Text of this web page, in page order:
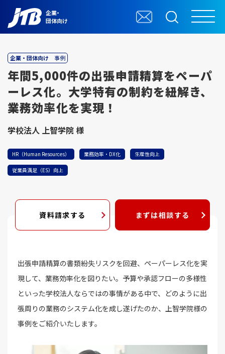
企業・
団体向け
企業・団体向け 事例
年間5,000件の出張申請精算をペーパ
ーレス化。大学特有の制約を紐解き、
業務効率化を実現！
学校法人 上智学院 様
HR（Human Resources） 業務効率・DX化 生産性向上
従業員満足（ES）向上
資料請求する まずは相談する
出張申請精算の書類紛失リスクを回避、ペーパーレス化を実
現して、業務効率化を図りたい。予算や承認フローの多様性
といった学校法人ならではの事情がある中で、どのように出
張周りの業務のシステム化を成し遂げたのか、上智学院様の
事例をご紹介いたします。